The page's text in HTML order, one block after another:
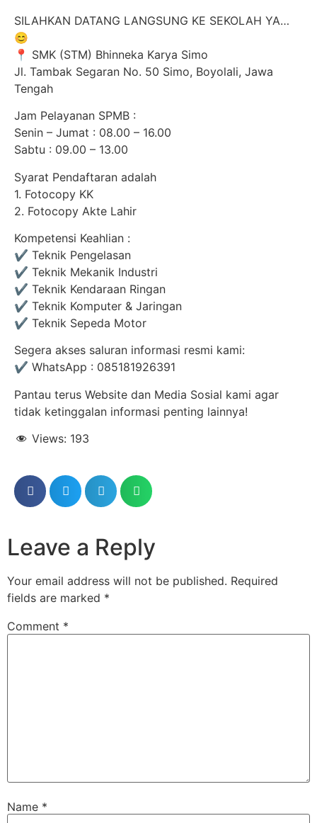
SILAHKAN DATANG LANGSUNG KE SEKOLAH YA…
😊
📍 SMK (STM) Bhinneka Karya Simo
Jl. Tambak Segaran No. 50 Simo, Boyolali, Jawa
Tengah
Jam Pelayanan SPMB :
Senin – Jumat : 08.00 – 16.00
Sabtu : 09.00 – 13.00
Syarat Pendaftaran adalah
1. Fotocopy KK
2. Fotocopy Akte Lahir
Kompetensi Keahlian :
✔ Teknik Pengelasan
✔ Teknik Mekanik Industri
✔ Teknik Kendaraan Ringan
✔ Teknik Komputer & Jaringan
✔ Teknik Sepeda Motor
Segera akses saluran informasi resmi kami:
✔ WhatsApp : 085181926391
Pantau terus Website dan Media Sosial kami agar
tidak ketinggalan informasi penting lainnya!
Views: 193
Leave a Reply
Your email address will not be published. Required
fields are marked *
Comment *
Name *